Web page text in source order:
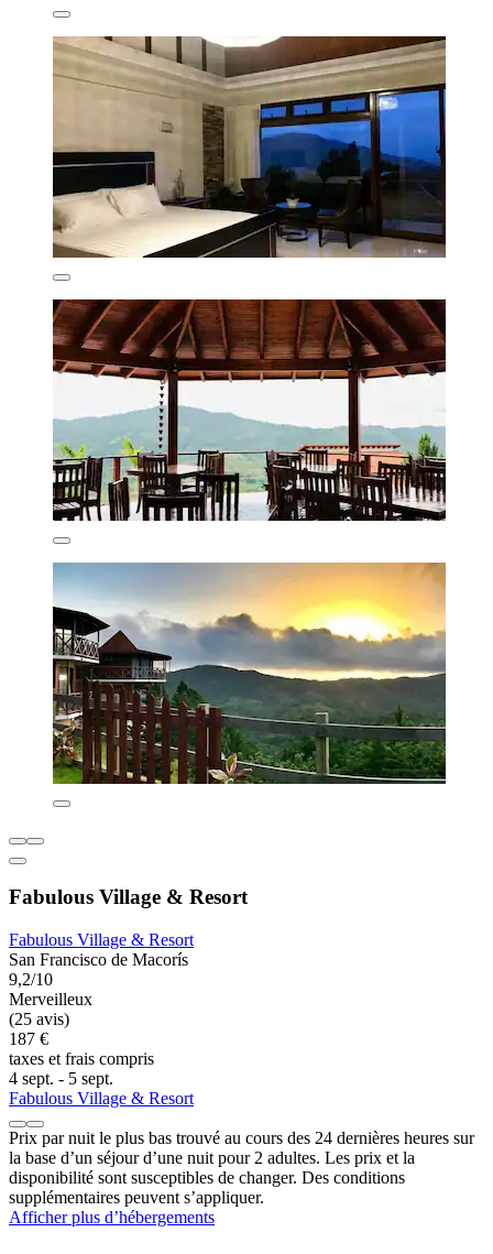
Fabulous Village & Resort
Fabulous Village & Resort
San Francisco de Macorís
9,2/10
Merveilleux
(25 avis)
187 €
taxes et frais compris
4 sept. - 5 sept.
Fabulous Village & Resort
Prix par nuit le plus bas trouvé au cours des 24 dernières heures sur
la base d’un séjour d’une nuit pour 2 adultes. Les prix et la
disponibilité sont susceptibles de changer. Des conditions
supplémentaires peuvent s’appliquer.
Afficher plus d’hébergements